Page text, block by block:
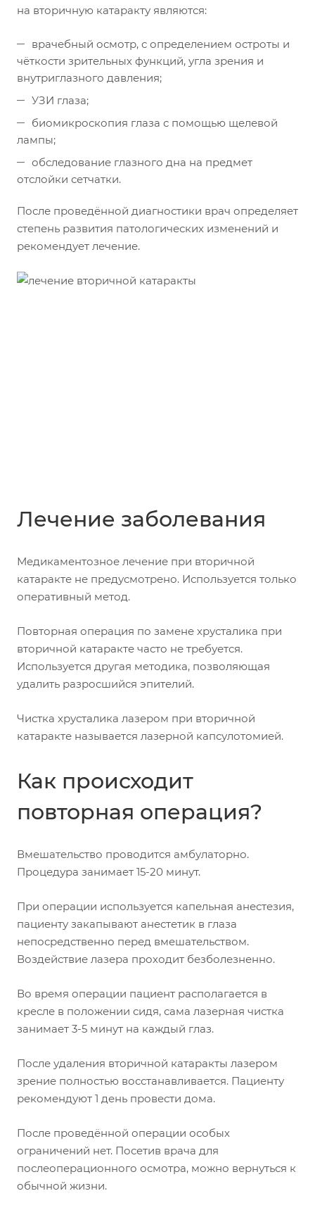
на вторичную катаракту являются:
врачебный осмотр, с определением остроты и
чёткости зрительных функций, угла зрения и
внутриглазного давления;
УЗИ глаза;
биомикроскопия глаза с помощью щелевой
лампы;
обследование глазного дна на предмет
отслойки сетчатки.
После проведённой диагностики врач определяет
степень развития патологических изменений и
рекомендует лечение.
Лечение заболевания
Медикаментозное лечение при вторичной
катаракте не предусмотрено. Используется только
оперативный метод.
Повторная операция по замене хрусталика при
вторичной катаракте часто не требуется.
Используется другая методика, позволяющая
удалить разросшийся эпителий.
Чистка хрусталика лазером при вторичной
катаракте называется лазерной капсулотомией.
Как происходит
повторная операция?
Вмешательство проводится амбулаторно.
Процедура занимает 15-20 минут.
При операции используется капельная анестезия,
пациенту закапывают анестетик в глаза
непосредственно перед вмешательством.
Воздействие лазера проходит безболезненно.
Во время операции пациент располагается в
кресле в положении сидя, сама лазерная чистка
занимает 3-5 минут на каждый глаз.
После удаления вторичной катаракты лазером
зрение полностью восстанавливается. Пациенту
рекомендуют 1 день провести дома.
После проведённой операции особых
ограничений нет. Посетив врача для
послеоперационного осмотра, можно вернуться к
обычной жизни.